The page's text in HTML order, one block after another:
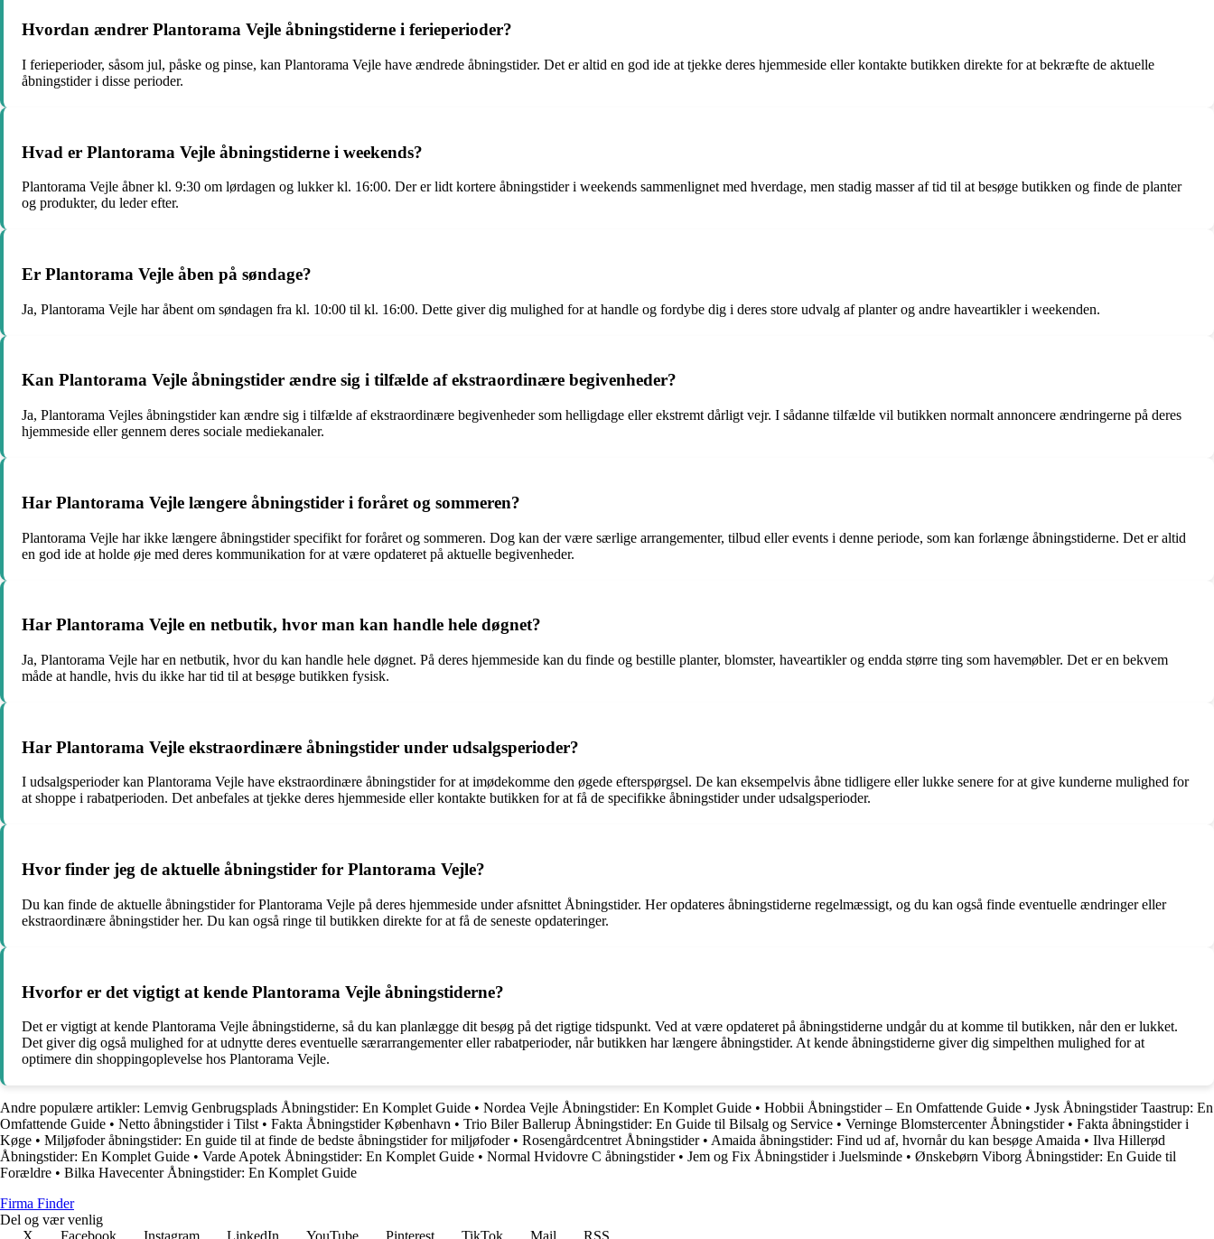
Hvordan ændrer Plantorama Vejle åbningstiderne i ferieperioder?
I ferieperioder, såsom jul, påske og pinse, kan Plantorama Vejle have ændrede åbningstider. Det er altid en god ide at tjekke deres hjemmeside eller kontakte butikken direkte for at bekræfte de aktuelle
åbningstider i disse perioder.
Hvad er Plantorama Vejle åbningstiderne i weekends?
Plantorama Vejle åbner kl. 9:30 om lørdagen og lukker kl. 16:00. Der er lidt kortere åbningstider i weekends sammenlignet med hverdage, men stadig masser af tid til at besøge butikken og finde de planter
og produkter, du leder efter.
Er Plantorama Vejle åben på søndage?
Ja, Plantorama Vejle har åbent om søndagen fra kl. 10:00 til kl. 16:00. Dette giver dig mulighed for at handle og fordybe dig i deres store udvalg af planter og andre haveartikler i weekenden.
Kan Plantorama Vejle åbningstider ændre sig i tilfælde af ekstraordinære begivenheder?
Ja, Plantorama Vejles åbningstider kan ændre sig i tilfælde af ekstraordinære begivenheder som helligdage eller ekstremt dårligt vejr. I sådanne tilfælde vil butikken normalt annoncere ændringerne på deres
hjemmeside eller gennem deres sociale mediekanaler.
Har Plantorama Vejle længere åbningstider i foråret og sommeren?
Plantorama Vejle har ikke længere åbningstider specifikt for foråret og sommeren. Dog kan der være særlige arrangementer, tilbud eller events i denne periode, som kan forlænge åbningstiderne. Det er altid
en god ide at holde øje med deres kommunikation for at være opdateret på aktuelle begivenheder.
Har Plantorama Vejle en netbutik, hvor man kan handle hele døgnet?
Ja, Plantorama Vejle har en netbutik, hvor du kan handle hele døgnet. På deres hjemmeside kan du finde og bestille planter, blomster, haveartikler og endda større ting som havemøbler. Det er en bekvem
måde at handle, hvis du ikke har tid til at besøge butikken fysisk.
Har Plantorama Vejle ekstraordinære åbningstider under udsalgsperioder?
I udsalgsperioder kan Plantorama Vejle have ekstraordinære åbningstider for at imødekomme den øgede efterspørgsel. De kan eksempelvis åbne tidligere eller lukke senere for at give kunderne mulighed for
at shoppe i rabatperioden. Det anbefales at tjekke deres hjemmeside eller kontakte butikken for at få de specifikke åbningstider under udsalgsperioder.
Hvor finder jeg de aktuelle åbningstider for Plantorama Vejle?
Du kan finde de aktuelle åbningstider for Plantorama Vejle på deres hjemmeside under afsnittet Åbningstider. Her opdateres åbningstiderne regelmæssigt, og du kan også finde eventuelle ændringer eller
ekstraordinære åbningstider her. Du kan også ringe til butikken direkte for at få de seneste opdateringer.
Hvorfor er det vigtigt at kende Plantorama Vejle åbningstiderne?
Det er vigtigt at kende Plantorama Vejle åbningstiderne, så du kan planlægge dit besøg på det rigtige tidspunkt. Ved at være opdateret på åbningstiderne undgår du at komme til butikken, når den er lukket.
Det giver dig også mulighed for at udnytte deres eventuelle særarrangementer eller rabatperioder, når butikken har længere åbningstider. At kende åbningstiderne giver dig simpelthen mulighed for at
optimere din shoppingoplevelse hos Plantorama Vejle.
Andre populære artikler: Lemvig Genbrugsplads Åbningstider: En Komplet Guide • Nordea Vejle Åbningstider: En Komplet Guide • Hobbii Åbningstider – En Omfattende Guide • Jysk Åbningstider Taastrup: En
Omfattende Guide • Netto åbningstider i Tilst • Fakta Åbningstider København • Trio Biler Ballerup Åbningstider: En Guide til Bilsalg og Service • Verninge Blomstercenter Åbningstider• Fakta åbningstider i
Køge • Miljøfoder åbningstider: En guide til at finde de bedste åbningstider for miljøfoder• Rosengårdcentret Åbningstider• Amaida åbningstider: Find ud af, hvornår du kan besøge Amaida • Ilva Hillerød
Åbningstider: En Komplet Guide • Varde Apotek Åbningstider: En Komplet Guide • Normal Hvidovre C åbningstider• Jem og Fix Åbningstider i Juelsminde • Ønskebørn Viborg Åbningstider: En Guide til
Forældre • Bilka Havecenter Åbningstider: En Komplet Guide
Firma Finder
Del og vær venlig